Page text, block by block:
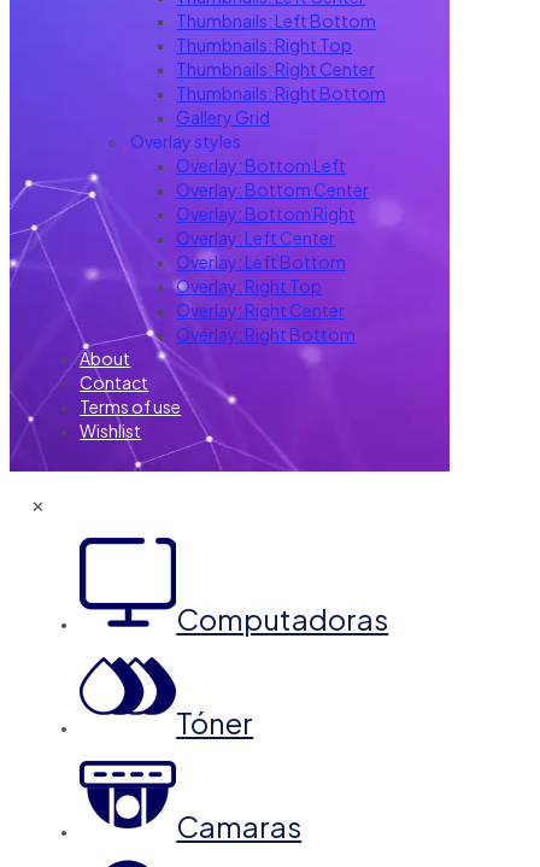
Thumbnails: Left Bottom
Thumbnails: Right Top
Thumbnails: Right Center
Thumbnails: Right Bottom
Gallery Grid
Overlay styles
Overlay: Bottom Left
Overlay: Bottom Center
Overlay: Bottom Right
Overlay: Left Center
Overlay: Left Bottom
Overlay: Right Top
Overlay: Right Center
Overlay: Right Bottom
About
Contact
Terms of use
Wishlist
✕
Computadoras
Tóner
Camaras